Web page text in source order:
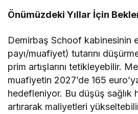
Önümüzdeki Yıllar İçin
Demirbaş Schoof kabinesinin
payı/muafiyet) tutarını
prim artışlarını tetikleyebilir.
muafiyetin 2027’de 165
hedefleniyor. Bu düşüş sağlık
artırarak maliyetleri